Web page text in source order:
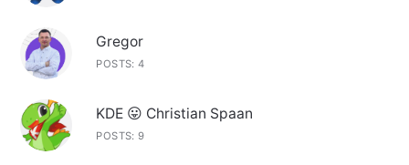
Gregor
POSTS: 4
KDE 😛 Christian Spaan
POSTS: 9